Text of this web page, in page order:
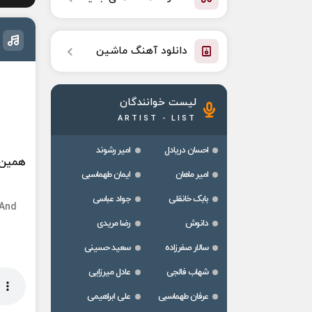
دانلود آهنگ ماشین
لیست خوانندگان
ARTIST - LIST
احسان دریادل
امیر رشوند
امیر ماهان
ایمان طهماسبی
بابک خانقلی
جواد عباسی
دانوش
رضا مریدی
سالار صفرزاده
سعید حسینی
شهاب فالجی
عادل میرزایی
عرفان طهماسبی
علی ابراهیمی